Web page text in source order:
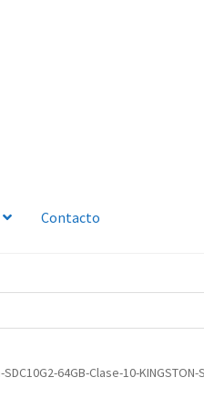
Contacto
64GB-Clase-10-KINGSTON-